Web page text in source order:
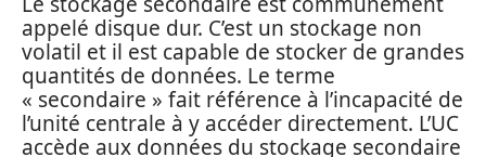
appelé disque dur. C’est un stockage non
volatil et il est capable de stocker de grandes
quantités de données. Le terme
« secondaire » fait référence à l’incapacité de
l’unité centrale à y accéder directement. L’UC
accède aux données du stockage secondaire